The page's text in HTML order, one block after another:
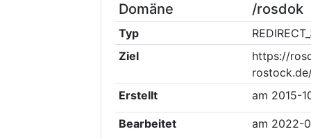
Domäne
/rosdok
Typ
Ziel
https://
Erstellt
am 2015-
Bearbeitet am 2022-